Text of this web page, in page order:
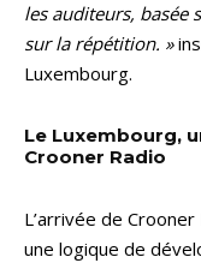
les auditeurs, basée
sur la répétition. »
Luxembourg.
Le Luxembourg,
Crooner Radio
L’arrivée de
une logique de